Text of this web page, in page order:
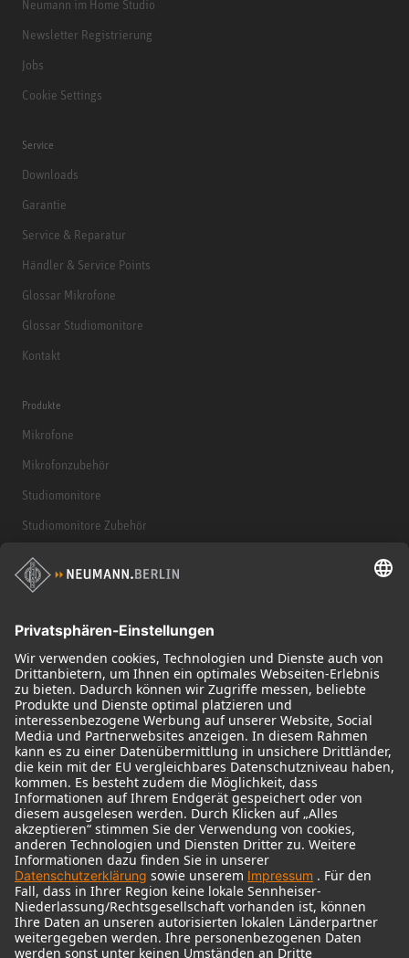
Neumann im Home Studio
Newsletter Registrierung
Jobs
Cookie Settings
Service
Downloads
Garantie
Service & Reparatur
Händler & Service Points
Glossar Mikrofone
Glossar Studiomonitore
Kontakt
Produkte
Mikrofone
Mikrofonzubehör
Studiomonitore
Studiomonitore Zubehör
Kopfhörer
Historische Mikrofone
© 2018 - 2026Georg Neumann GmbH
Impressum
Nutzungsbedingungen